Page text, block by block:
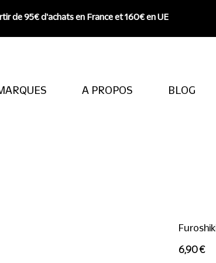
de 95€ d'achats en France et 160€ en UE
A PROPOS BLOG
6,90 €Prix